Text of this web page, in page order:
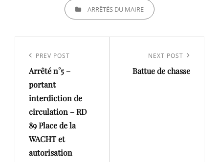
CATEGORIESARRÊTÉS DU MAIRE
l’article
Previous
Post
PREV POST
Arrêté n°5 –
portant
interdiction de
circulation – RD
89 Place de la
WACHT et
autorisation
Post
NEXT POST
Battue de chasse